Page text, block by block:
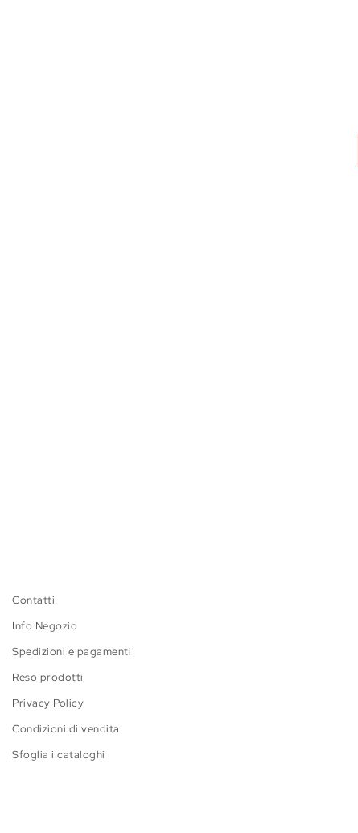
Contatti
Info Negozio
Spedizioni e pagamenti
Reso prodotti
Privacy Policy
Condizioni di vendita
Sfoglia i cataloghi